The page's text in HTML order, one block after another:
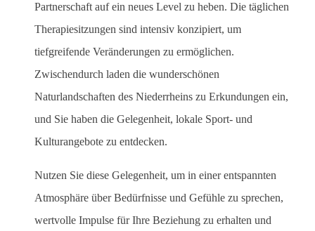
Partnerschaft auf ein neues Level zu heben. Die täglichen
Therapiesitzungen sind intensiv konzipiert, um
tiefgreifende Veränderungen zu ermöglichen.
Zwischendurch laden die wunderschönen
Naturlandschaften des Niederrheins zu Erkundungen ein,
und Sie haben die Gelegenheit, lokale Sport- und
Kulturangebote zu entdecken.
Nutzen Sie diese Gelegenheit, um in einer entspannten
Atmosphäre über Bedürfnisse und Gefühle zu sprechen,
wertvolle Impulse für Ihre Beziehung zu erhalten und